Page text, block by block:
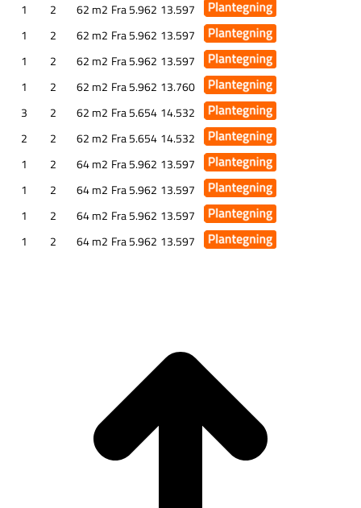
1
2 62 m2 Fra 5.962 13.597
1
2 62 m2 Fra 5.962 13.597
1
2 62 m2 Fra 5.962 13.597
1
2 62 m2 Fra 5.962 13.760
3
2 62 m2 Fra 5.654 14.532
2
2 62 m2 Fra 5.654 14.532
1
2 64 m2 Fra 5.962 13.597
1
2 64 m2 Fra 5.962 13.597
1
2 64 m2 Fra 5.962 13.597
1
2 64 m2 Fra 5.962 13.597